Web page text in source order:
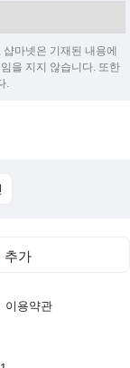
마넷은 기재된 내용에
을 지지 않습니다. 또한
.
추가
이용약관